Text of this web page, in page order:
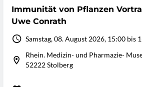
Immunität von Pflanzen
Uwe Conrath
Samstag, 08. August 2026, 15:00 bis
Rhein. Medizin- und Pharmazie-
52222 Stolberg